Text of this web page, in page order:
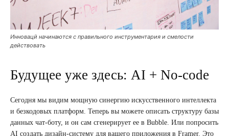
Инновацй начинаются с правильного инструментария и смелости
действовать
Будущее уже здесь: AI + No-code
Сегодня мы видим мощную синергию искусственного интеллекта
и безкодовых платформ. Теперь вы можете описать структуру базы
данных чат-боту, и он сам сгенерирует ее в Bubble. Или попросить
AI создать дизайн-систему для вашего приложения в Framer. Это